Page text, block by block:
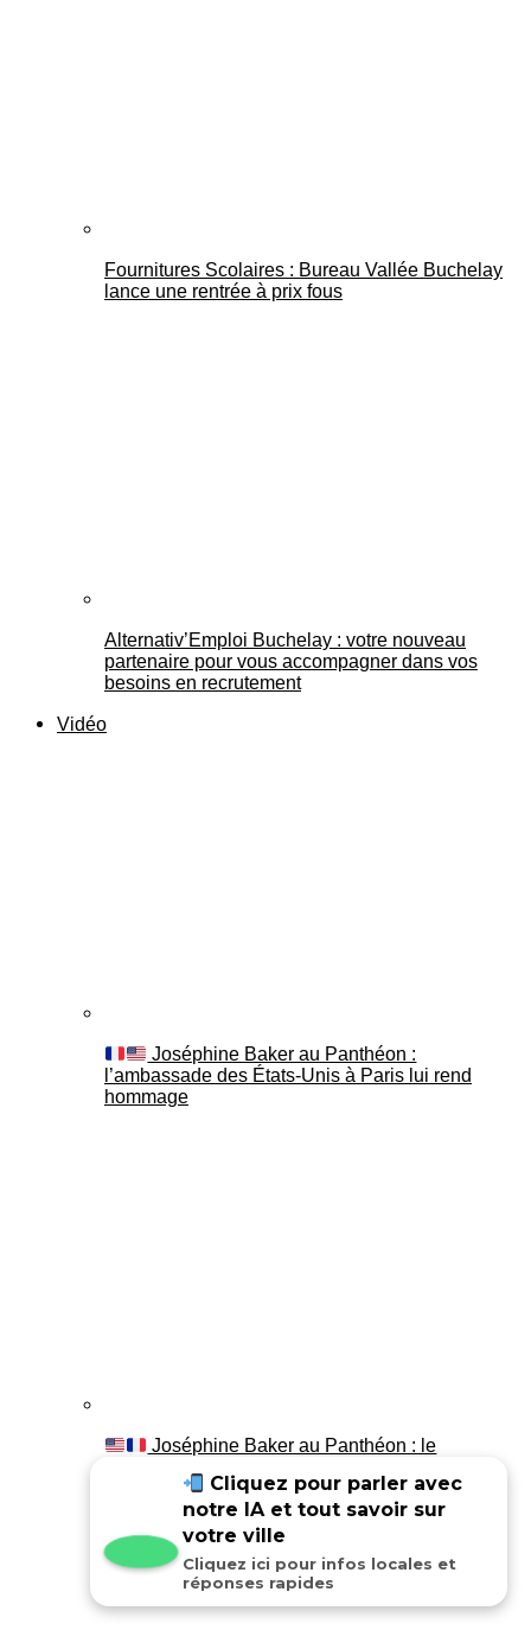
Fournitures Scolaires : Bureau Vallée Buchelay
lance une rentrée à prix fous
Alternativ’Emploi Buchelay : votre nouveau
partenaire pour vous accompagner dans vos
besoins en recrutement
Vidéo
Joséphine Baker au Panthéon :
l’ambassade des États-Unis à Paris lui rend
hommage
Joséphine Baker au Panthéon : le
Cliquez pour parler avec
notre IA et tout savoir sur
votre ville
Cliquez ici pour infos locales et
réponses rapides